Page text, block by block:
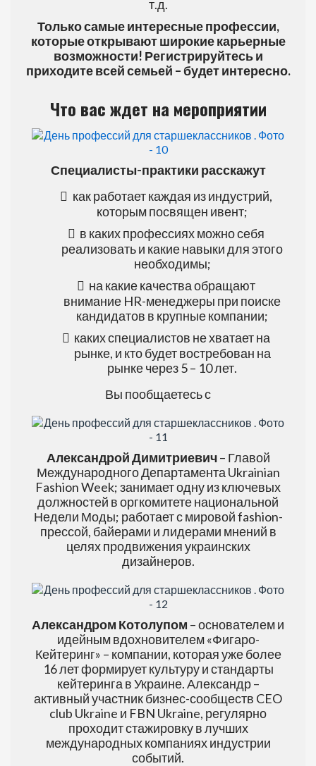
т.д.
Только самые интересные профессии,
которые открывают широкие карьерные
возможности! Регистрируйтесь и
приходите всей семьей – будет интересно.
Что вас ждет на мероприятии
Специалисты-практики расскажут
как работает каждая из индустрий,
которым посвящен ивент;
в каких профессиях можно себя
реализовать и какие навыки для этого
необходимы;
на какие качества обращают
внимание HR-менеджеры при поиске
кандидатов в крупные компании;
каких специалистов не хватает на
рынке, и кто будет востребован на
рынке через 5 – 10 лет.
Вы пообщаетесь с
Александрой Димитриевич– Главой
Международного Департамента Ukrainian
Fashion Week; занимает одну из ключевых
должностей в оргкомитете национальной
Недели Моды; работает с мировой fashion-
прессой, байерами и лидерами мнений в
целях продвижения украинских
дизайнеров.
Александром Котолупом – основателем и
идейным вдохновителем «Фигаро-
Кейтеринг» – компании, которая уже более
16 лет формирует культуру и стандарты
кейтеринга в Украине. Александр –
активный участник бизнес-сообществ CEO
club Ukraine и FBN Ukraine, регулярно
проходит стажировку в лучших
международных компаниях индустрии
событий.